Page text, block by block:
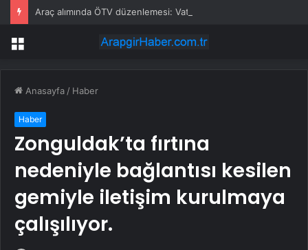
Menü
Anasayfa / Haber
Haber
Zonguldak’ta fırtına
nedeniyle bağlantısı kesilen
gemiyle iletişim kurulmaya
çalışılıyor.